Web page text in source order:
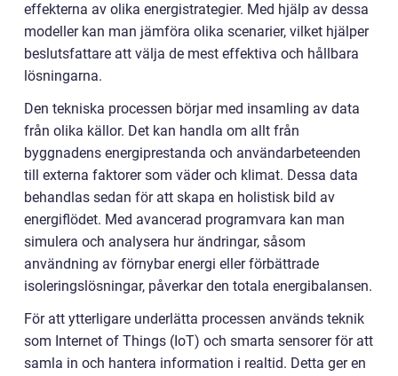
effekterna av olika energistrategier. Med hjälp av dessa
modeller kan man jämföra olika scenarier, vilket hjälper
beslutsfattare att välja de mest effektiva och hållbara
lösningarna.
Den tekniska processen börjar med insamling av data
från olika källor. Det kan handla om allt från
byggnadens energiprestanda och användarbeteenden
till externa faktorer som väder och klimat. Dessa data
behandlas sedan för att skapa en holistisk bild av
energiflödet. Med avancerad programvara kan man
simulera och analysera hur ändringar, såsom
användning av förnybar energi eller förbättrade
isoleringslösningar, påverkar den totala energibalansen.
För att ytterligare underlätta processen används teknik
som Internet of Things (IoT) och smarta sensorer för att
samla in och hantera information i realtid. Detta ger en